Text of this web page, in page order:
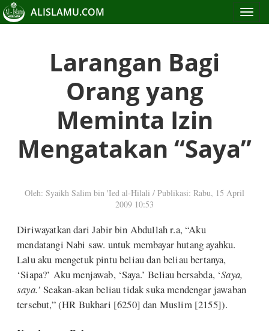
Toggle
ALISLAMU.COM
Larangan Bagi
Orang yang
Meminta Izin
Mengatakan “Saya”
Oleh: Syaikh Salim bin 'Ied al-Hilali / Publikasi: Rabu, 15 April
2009 10:53
Diriwayatkan dari Jabir bin Abdullah r.a, “Aku
mendatangi Nabi saw. untuk membayar hutang ayahku.
Lalu aku mengetuk pintu beliau dan beliau bertanya,
‘Siapa?’ Aku menjawab, ‘Saya.’ Beliau bersabda, ‘Saya,
saya.’Seakan-akan beliau tidak suka mendengar jawaban
tersebut,” (HR Bukhari [6250] dan Muslim [2155]).